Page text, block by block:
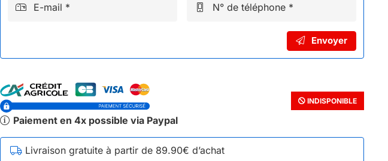
E-mail * N° de téléphone *
Envoyer
INDISPONIBLE
Paiement en 4x possible via Paypal
Livraison gratuite à partir de 89.90€ d’achat